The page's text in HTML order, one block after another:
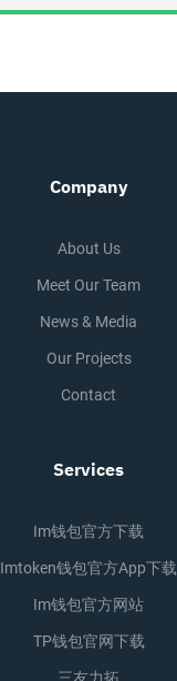
Company
About Us
Meet Our Team
News & Media
Our Projects
Contact
Services
Im钱包官方下载
Imtoken钱包官方app下载
Im钱包官方网站
TP钱包官网下载